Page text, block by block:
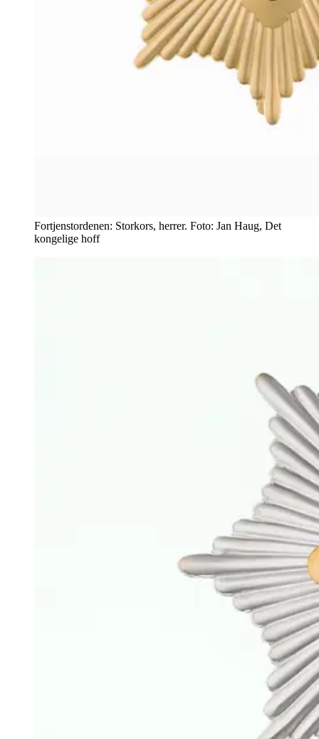
Fortjenstordenen: Storkors, herrer. Foto: Jan Haug, Det
kongelige hoff